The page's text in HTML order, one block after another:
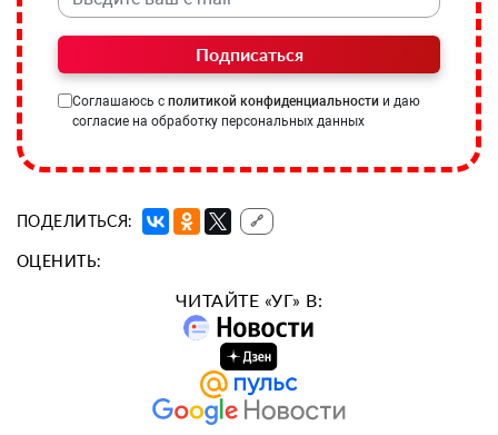
Подписаться
Соглашаюсь с политикой конфиденциальности и даю
согласие на обработку персональных данных
ПОДЕЛИТЬСЯ: 🔗
ОЦЕНИТЬ:
ЧИТАЙТЕ «УГ» В: